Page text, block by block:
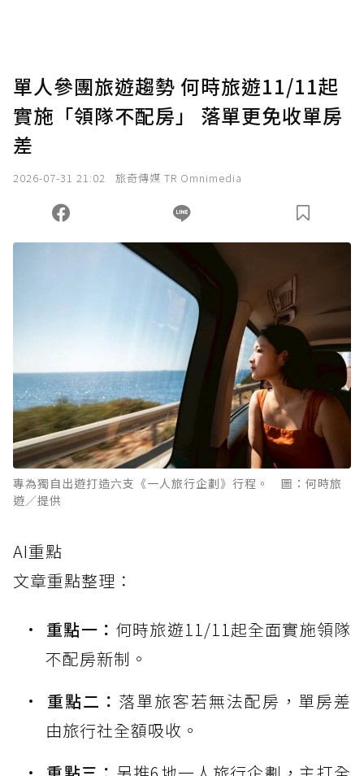
單人參團旅遊趨勢 何時旅遊11/11起
實施「領隊不配房」 落單更免收單房
差
2026-07-31 21:02 旅奇傳媒 TR Omnimedia
專為獨自出遊打造六支《一人旅行企劃》行程。 圖：何時旅
遊／提供
AI重點
文章重點整理：
重點一： 何時旅遊11/11起全面實施領隊
不配房新制。
重點二： 落單旅客若無法配房，單房差
由旅行社全額吸收。